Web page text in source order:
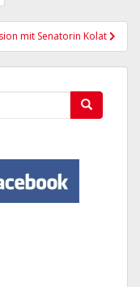
mit Senatorin Kolat